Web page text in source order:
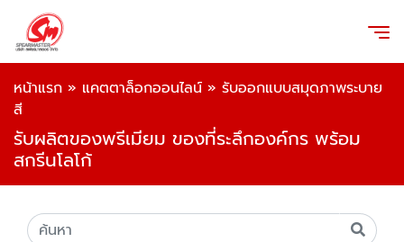
หน้าแรก » แคตตาล็อกออนไลน์ » รับออกแบบสมุดภาพระบาย
สี
รับผลิตของพรีเมียม ของที่ระลึกองค์กร พร้อม
สกรีนโลโก้